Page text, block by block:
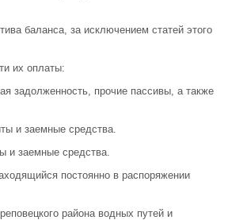
баланса, за исключением статей этого
их оплаты:
задолженность, прочие пассивы, а также
и заемные средства.
и заемные средства.
постоянно в распоряжении
района водных путей и